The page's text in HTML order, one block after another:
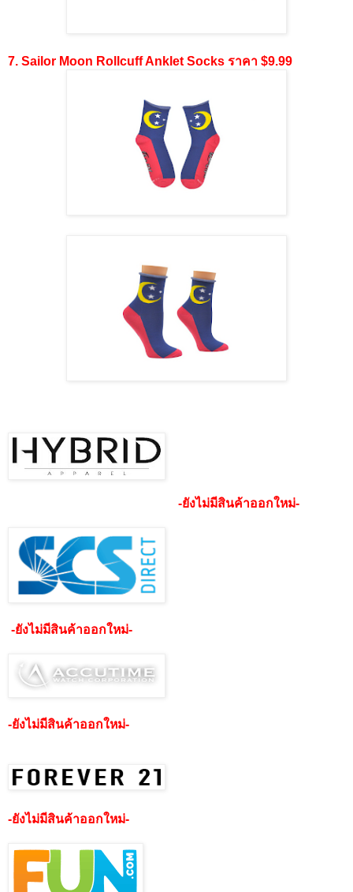
7. Sailor Moon Rollcuff Anklet Socks ราคา $9.99
-ยังไม่มีสินค้าออกใหม่-
-ยังไม่มีสินค้าออกใหม่-
-ยังไม่มีสินค้าออกใหม่-
-ยังไม่มีสินค้าออกใหม่-